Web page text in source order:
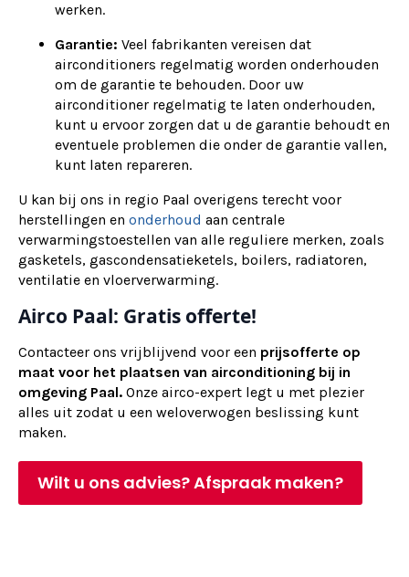
werken.
Garantie: Veel fabrikanten vereisen dat
airconditioners regelmatig worden onderhouden
om de garantie te behouden. Door uw
airconditioner regelmatig te laten onderhouden,
kunt u ervoor zorgen dat u de garantie behoudt en
eventuele problemen die onder de garantie vallen,
kunt laten repareren.
U kan bij ons in regio Paal overigens terecht voor
herstellingen en onderhoud aan centrale
verwarmingstoestellen van alle reguliere merken, zoals
gasketels, gascondensatieketels, boilers, radiatoren,
ventilatie en vloerverwarming.
Airco Paal: Gratis offerte!
Contacteer ons vrijblijvend voor een prijsofferte op
maat voor het plaatsen van airconditioning bij in
omgeving Paal. Onze airco-expert legt u met plezier
alles uit zodat u een weloverwogen beslissing kunt
maken.
Wilt u ons advies? Afspraak maken?